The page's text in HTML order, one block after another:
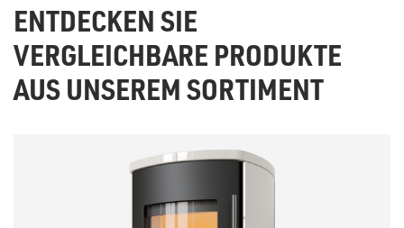
ENTDECKEN SIE
VERGLEICHBARE PRODUKTE
AUS UNSEREM SORTIMENT